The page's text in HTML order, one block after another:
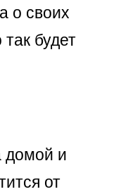
о своих
будет
и
от